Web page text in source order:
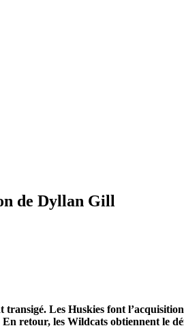
de Dyllan Gill
transigé. Les Huskies font
En retour, les Wildcats obtiennent le